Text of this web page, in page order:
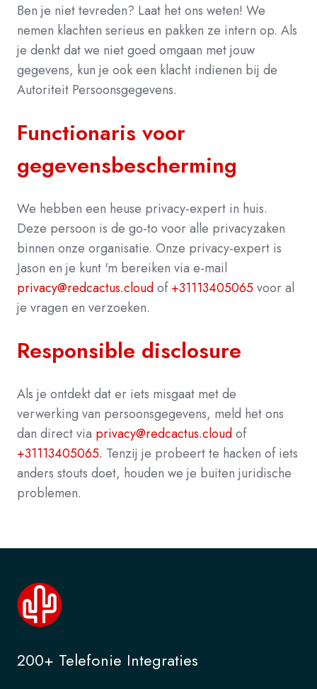
Ben je niet tevreden? Laat het ons weten! We
nemen klachten serieus en pakken ze intern op. Als
je denkt dat we niet goed omgaan met jouw
gegevens, kun je ook een klacht indienen bij de
Autoriteit Persoonsgegevens.
Functionaris voor
gegevensbescherming
We hebben een heuse privacy-expert in huis.
Deze persoon is de go-to voor alle privacyzaken
binnen onze organisatie. Onze privacy-expert is
Jason en je kunt 'm bereiken via e-mail
privacy@redcactus.cloudof+31113405065voor al
je vragen en verzoeken.
Responsible disclosure
Als je ontdekt dat er iets misgaat met de
verwerking van persoonsgegevens, meld het ons
dan direct via privacy@redcactus.cloudof
+31113405065. Tenzij je probeert te hacken of iets
anders stouts doet, houden we je buiten juridische
problemen.
200+ Telefonie Integraties